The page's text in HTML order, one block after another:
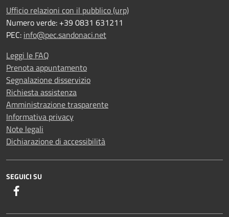
Ufficio relazioni con il pubblico (urp)
Numero verde: +39 0831 631211
PEC: info@pec.sandonaci.net
Leggi le FAQ
Prenota appuntamento
Segnalazione disservizio
Richiesta assistenza
Amministrazione trasparente
Informativa privacy
Note legali
Dichiarazione di accessibilità
SEGUICI SU